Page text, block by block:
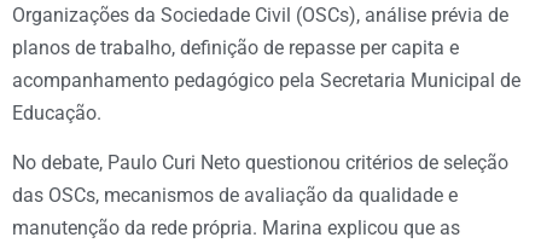
Organizações da Sociedade Civil (OSCs), análise prévia de
planos de trabalho, definição de repasse per capita e
acompanhamento pedagógico pela Secretaria Municipal de
Educação.
No debate, Paulo Curi Neto questionou critérios de seleção
das OSCs, mecanismos de avaliação da qualidade e
manutenção da rede própria. Marina explicou que as